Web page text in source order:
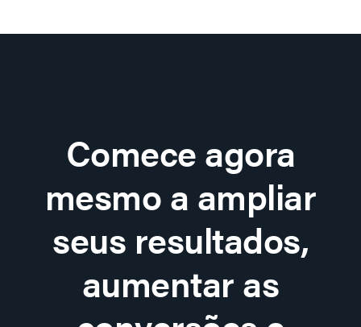
Comece agora
mesmo a ampliar
seus resultados,
aumentar as